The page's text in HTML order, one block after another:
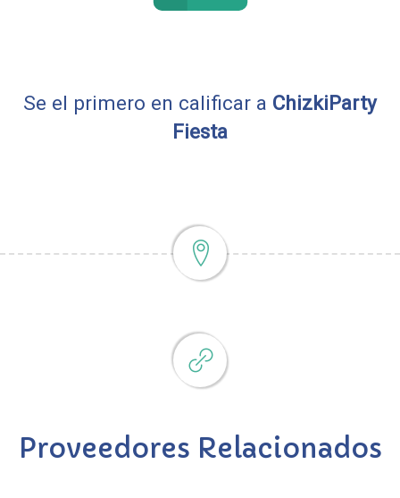
Se el primero en calificar a ChizkiParty
Fiesta
Proveedores Relacionados